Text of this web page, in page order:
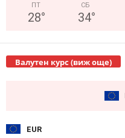
ПТ
28°
СБ
34°
Валутен курс (виж още)
EUR